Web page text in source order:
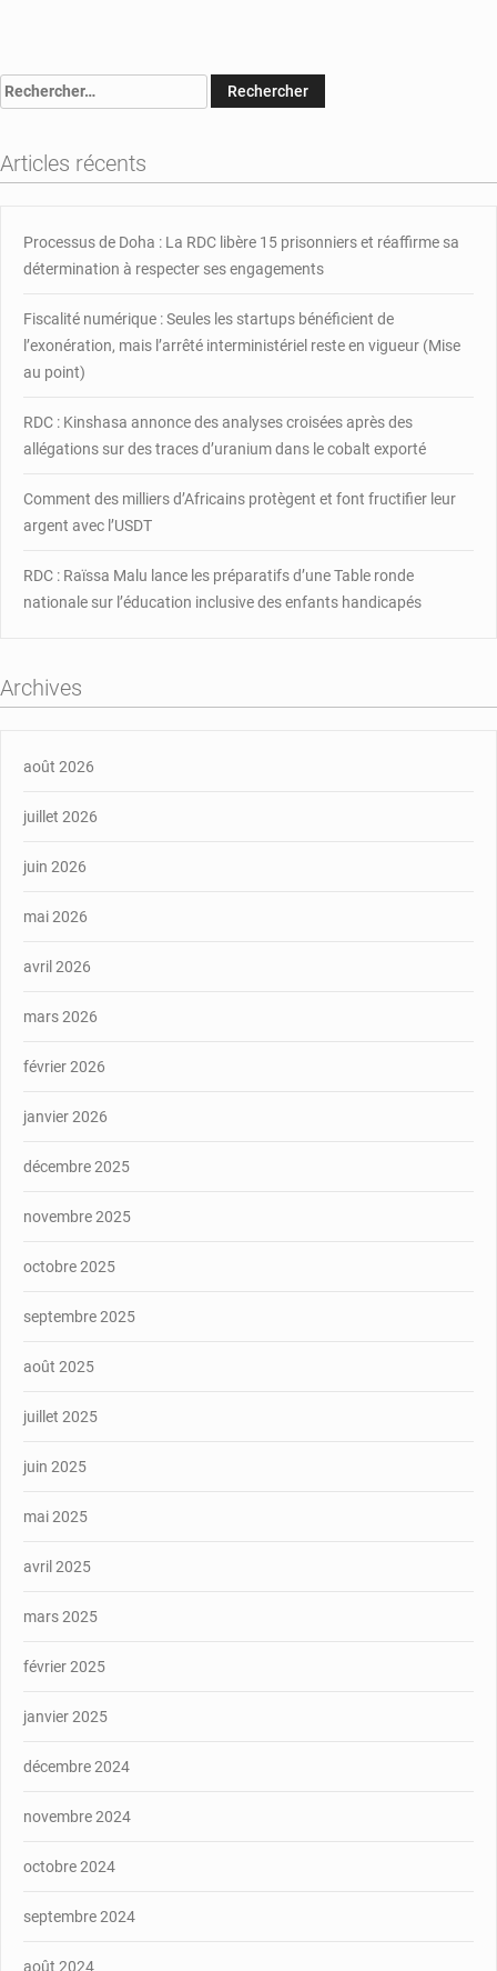
Touadéra
s’active
de
la
de
sur
armes
Rechercher :
Articles récents
Processus de Doha : La RDC libère 15 prisonniers et réaffirme sa
détermination à respecter ses engagements
Fiscalité numérique : Seules les startups bénéficient de
l’exonération, mais l’arrêté interministériel reste en vigueur (Mise
au point)
RDC : Kinshasa annonce des analyses croisées après des
allégations sur des traces d’uranium dans le cobalt exporté
Comment des milliers d’Africains protègent et font fructifier leur
argent avec l’USDT
RDC : Raïssa Malu lance les préparatifs d’une Table ronde
nationale sur l’éducation inclusive des enfants handicapés
Archives
août 2026
juillet 2026
juin 2026
mai 2026
avril 2026
mars 2026
février 2026
janvier 2026
décembre 2025
novembre 2025
octobre 2025
septembre 2025
août 2025
juillet 2025
juin 2025
mai 2025
avril 2025
mars 2025
février 2025
janvier 2025
décembre 2024
novembre 2024
octobre 2024
septembre 2024
août 2024